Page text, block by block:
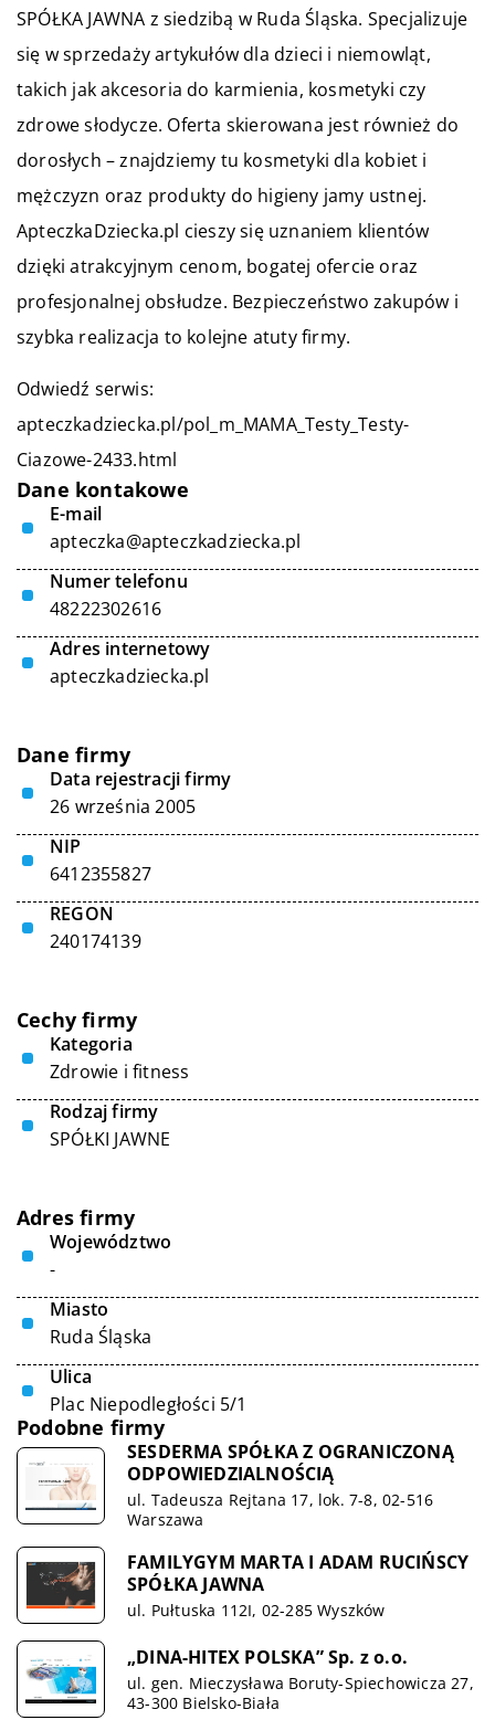
SPÓŁKA JAWNA z siedzibą w Ruda Śląska. Specjalizuje
się w sprzedaży artykułów dla dzieci i niemowląt,
takich jak akcesoria do karmienia, kosmetyki czy
zdrowe słodycze. Oferta skierowana jest również do
dorosłych – znajdziemy tu kosmetyki dla kobiet i
mężczyzn oraz produkty do higieny jamy ustnej.
ApteczkaDziecka.pl cieszy się uznaniem klientów
dzięki atrakcyjnym cenom, bogatej ofercie oraz
profesjonalnej obsłudze. Bezpieczeństwo zakupów i
szybka realizacja to kolejne atuty firmy.
Odwiedź serwis:
apteczkadziecka.pl/pol_m_MAMA_Testy_Testy-
Ciazowe-2433.html
Dane kontakowe
E-mail
apteczka@apteczkadziecka.pl
Numer telefonu
48222302616
Adres internetowy
apteczkadziecka.pl
Dane firmy
Data rejestracji firmy
26 września 2005
NIP
6412355827
REGON
240174139
Cechy firmy
Kategoria
Zdrowie i fitness
Rodzaj firmy
SPÓŁKI JAWNE
Adres firmy
Województwo
-
Miasto
Ruda Śląska
Ulica
Plac Niepodległości 5/1
Podobne firmy
SESDERMA SPÓŁKA Z OGRANICZONĄ
ODPOWIEDZIALNOŚCIĄ
ul. Tadeusza Rejtana 17, lok. 7-8, 02-516
Warszawa
FAMILYGYM MARTA I ADAM RUCIŃSCY
SPÓŁKA JAWNA
ul. Pułtuska 112I, 02-285 Wyszków
„DINA-HITEX POLSKA” Sp. z o.o.
ul. gen. Mieczysława Boruty-Spiechowicza 27,
43-300 Bielsko-Biała